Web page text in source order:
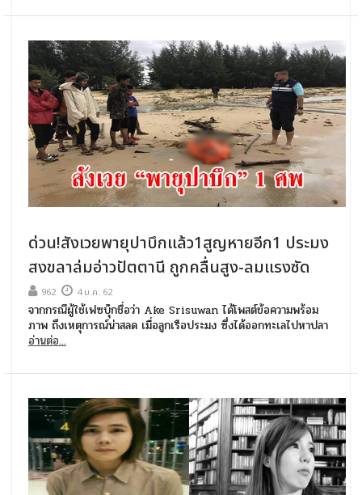
ด่วน!สังเวยพายุปาบึกแล้ว1สูญหายอีก1 ประมง
สงขลาล่มอ่าวปัตตานี ถูกคลื่นสูง-ลมแรงซัด
962 4 ม.ค. 62
จากกรณีผู้ใช้เฟซบุ๊กชื่อว่า Ake Srisuwan ได้โพสต์ข้อความพร้อม
ภาพ ถึงเหตุการณ์น่าสลด เมื่อลูกเรือประมง ซึ่งได้ออกทะเลไปหาปลา
อ่านต่อ...